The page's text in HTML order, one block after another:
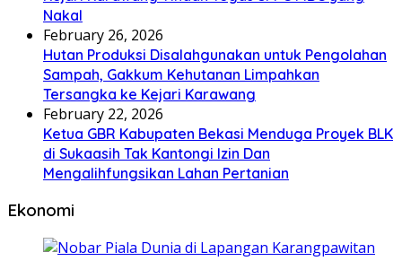
Nakal
February 26, 2026
Hutan Produksi Disalahgunakan untuk Pengolahan
Sampah, Gakkum Kehutanan Limpahkan
Tersangka ke Kejari Karawang
February 22, 2026
Ketua GBR Kabupaten Bekasi Menduga Proyek BLK
di Sukaasih Tak Kantongi Izin Dan
Mengalihfungsikan Lahan Pertanian
Ekonomi